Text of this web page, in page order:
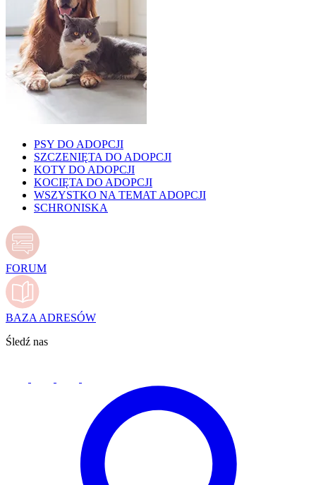
PSY DO ADOPCJI
SZCZENIĘTA DO ADOPCJI
KOTY DO ADOPCJI
KOCIĘTA DO ADOPCJI
WSZYSTKO NA TEMAT ADOPCJI
SCHRONISKA
FORUM
BAZA ADRESÓW
Śledź nas